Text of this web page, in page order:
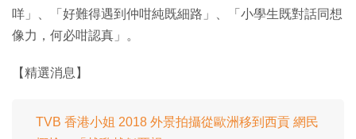
咩」、「好難得遇到仲咁純既細路」、「小學生既對話同想
像力，何必咁認真」。
【精選消息】
TVB 香港小姐 2018 外景拍攝從歐洲移到西貢 網民